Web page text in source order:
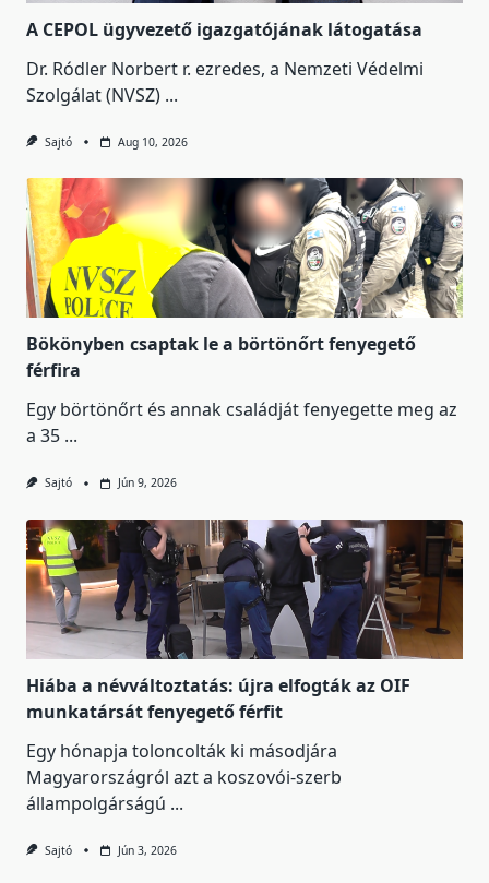
A CEPOL ügyvezető igazgatójának látogatása
Dr. Ródler Norbert r. ezredes, a Nemzeti Védelmi
Szolgálat (NVSZ) ...
Sajtó Aug 10, 2026
Bökönyben csaptak le a börtönőrt fenyegető
férfira
Egy börtönőrt és annak családját fenyegette meg az
a 35 ...
Sajtó Jún 9, 2026
Hiába a névváltoztatás: újra elfogták az OIF
munkatársát fenyegető férfit
Egy hónapja toloncolták ki másodjára
Magyarországról azt a koszovói-szerb
állampolgárságú ...
Sajtó Jún 3, 2026